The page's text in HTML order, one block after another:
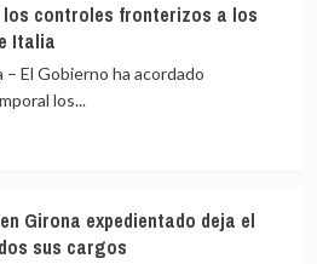
los controles fronterizos a los
Italia
El Gobierno ha acordado
los...
Girona expedientado deja el
sus cargos